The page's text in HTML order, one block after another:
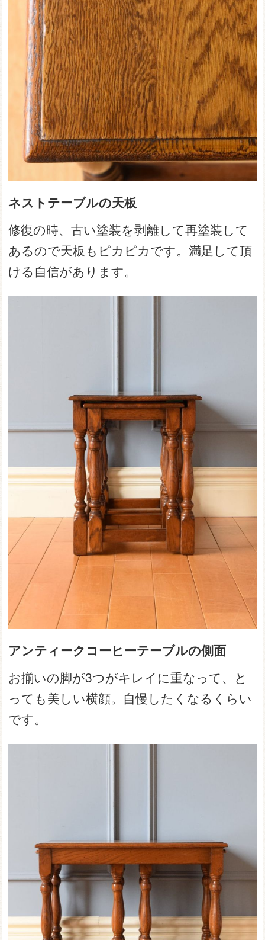
ネストテーブルの天板
修復の時、古い塗装を剥離して再塗装して
あるので天板もピカピカです。満足して頂
ける自信があります。
アンティークコーヒーテーブルの側面
お揃いの脚が3つがキレイに重なって、と
っても美しい横顔。自慢したくなるくらい
です。